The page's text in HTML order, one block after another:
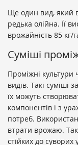
Ще один вид, який
редька олійна. Її
врожайність 85 кг/
Суміші
Проміжні
видів. Такі суміші
їх можуть
компонентів і з
потреб.
втрати врожаю.
стійких до